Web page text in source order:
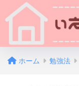
ホーム 勉強法